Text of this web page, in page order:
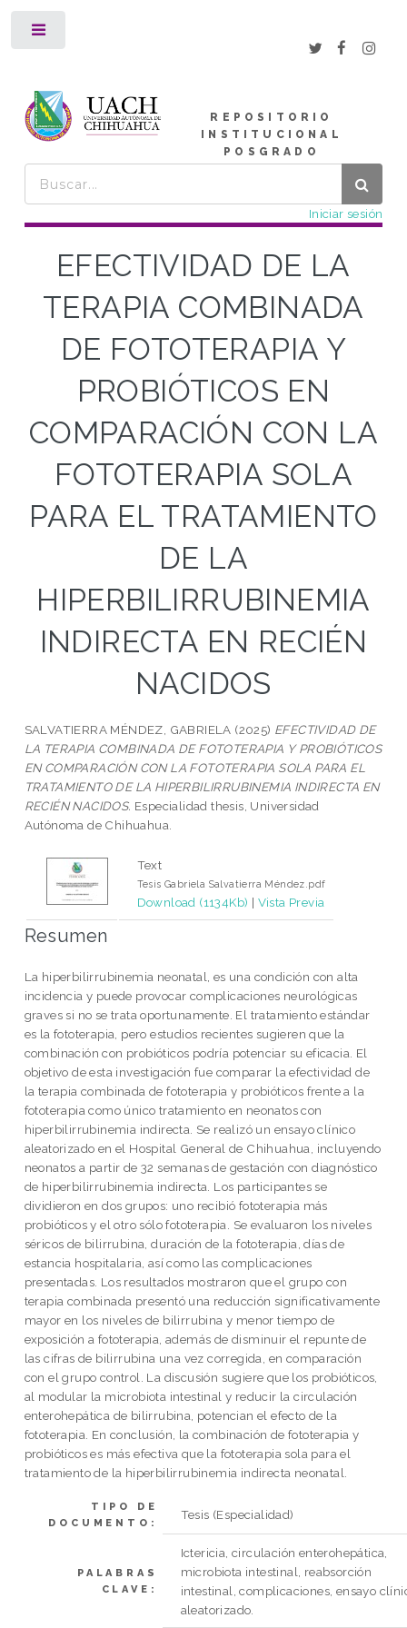
REPOSITORIO
INSTITUCIONAL
POSGRADO
Iniciar sesión
EFECTIVIDAD DE LA
TERAPIA COMBINADA
DE FOTOTERAPIA Y
PROBIÓTICOS EN
COMPARACIÓN CON LA
FOTOTERAPIA SOLA
PARA EL TRATAMIENTO
DE LA
HIPERBILIRRUBINEMIA
INDIRECTA EN RECIÉN
NACIDOS
SALVATIERRA MÉNDEZ, GABRIELA (2025) EFECTIVIDAD DE
LA TERAPIA COMBINADA DE FOTOTERAPIA Y PROBIÓTICOS
EN COMPARACIÓN CON LA FOTOTERAPIA SOLA PARA EL
TRATAMIENTO DE LA HIPERBILIRRUBINEMIA INDIRECTA EN
RECIÉN NACIDOS. Especialidad thesis, Universidad
Autónoma de Chihuahua.
Text
Tesis Gabriela Salvatierra Méndez.pdf
Download (1134Kb) | Vista Previa
Resumen
La hiperbilirrubinemia neonatal, es una condición con alta
incidencia y puede provocar complicaciones neurológicas
graves si no se trata oportunamente. El tratamiento estándar
es la fototerapia, pero estudios recientes sugieren que la
combinación con probióticos podría potenciar su eficacia. El
objetivo de esta investigación fue comparar la efectividad de
la terapia combinada de fototerapia y probióticos frente a la
fototerapia como único tratamiento en neonatos con
hiperbilirrubinemia indirecta. Se realizó un ensayo clínico
aleatorizado en el Hospital General de Chihuahua, incluyendo
neonatos a partir de 32 semanas de gestación con diagnóstico
de hiperbilirrubinemia indirecta. Los participantes se
dividieron en dos grupos: uno recibió fototerapia más
probióticos y el otro sólo fototerapia. Se evaluaron los niveles
séricos de bilirrubina, duración de la fototerapia, días de
estancia hospitalaria, así como las complicaciones
presentadas. Los resultados mostraron que el grupo con
terapia combinada presentó una reducción significativamente
mayor en los niveles de bilirrubina y menor tiempo de
exposición a fototerapia, además de disminuir el repunte de
las cifras de bilirrubina una vez corregida, en comparación
con el grupo control. La discusión sugiere que los probióticos,
al modular la microbiota intestinal y reducir la circulación
enterohepática de bilirrubina, potencian el efecto de la
fototerapia. En conclusión, la combinación de fototerapia y
probióticos es más efectiva que la fototerapia sola para el
tratamiento de la hiperbilirrubinemia indirecta neonatal.
TIPO DE
DOCUMENTO:
Tesis (Especialidad)
PALABRAS
CLAVE:
Ictericia, circulación enterohepática,
microbiota intestinal, reabsorción
intestinal, complicaciones, ensayo
aleatorizado.